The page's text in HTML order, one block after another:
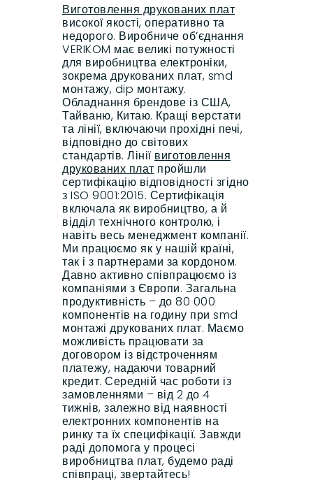
Виготовлення друкованих плат
високої якості, оперативно та
недорого. Виробниче об’єднання
VERIKOM має великі потужності
для виробництва електроніки,
зокрема друкованих плат, smd
монтажу, dip монтажу.
Обладнання брендове із США,
Тайваню, Китаю. Кращі верстати
та лінії, включаючи прохідні печі,
відповідно до світових
стандартів. Лінії виготовлення
друкованих плат пройшли
сертифікацію відповідності згідно
з ISO 9001:2015. Сертифікація
включала як виробництво, а й
відділ технічного контролю, і
навіть весь менеджмент компанії.
Ми працюємо як у нашій країні,
так і з партнерами за кордоном.
Давно активно співпрацюємо із
компаніями з Європи. Загальна
продуктивність – до 80 000
компонентів на годину при smd
монтажі друкованих плат. Маємо
можливість працювати за
договором із відстроченням
платежу, надаючи товарний
кредит. Середній час роботи із
замовленнями – від 2 до 4
тижнів, залежно від наявності
електронних компонентів на
ринку та їх специфікації. Завжди
раді допомога у процесі
виробництва плат, будемо раді
співпраці, звертайтесь!